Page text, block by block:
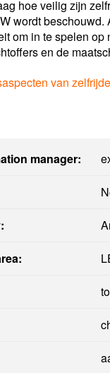
hoe veilig zijn
wordt
om in te spelen
en de
van
manager: